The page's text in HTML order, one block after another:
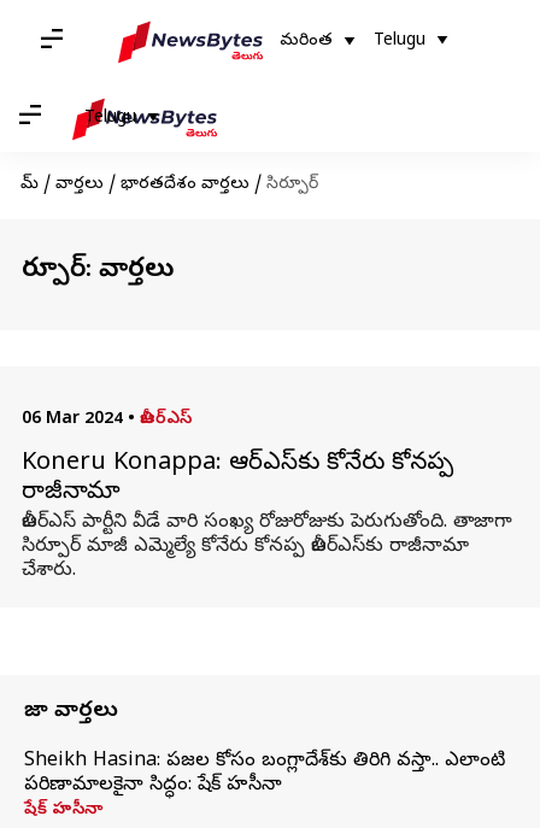
మరింత Telugu
Telugu
హోమ్ / వార్తలు / భారతదేశం వార్తలు / సిర్పూర్
సిర్పూర్: వార్తలు
06 Mar 2024 • బీఆర్ఎస్
Koneru Konappa: బీఆర్‌ఎస్‌కు కోనేరు కోనప్ప
రాజీనామా
బీఆర్ఎస్ పార్టీని వీడే వారి సంఖ్య రోజురోజుకు పెరుగుతోంది. తాజాగా
సిర్పూర్ మాజీ ఎమ్మెల్యే కోనేరు కోనప్ప బీఆర్ఎస్‌కు రాజీనామా
చేశారు.
తాజా వార్తలు
Sheikh Hasina: ప్రజల కోసం బంగ్లాదేశ్‌కు తిరిగి వస్తా.. ఎలాంటి
పరిణామాలకైనా సిద్ధం: షేక్ హసీనా
షేక్ హసీనా